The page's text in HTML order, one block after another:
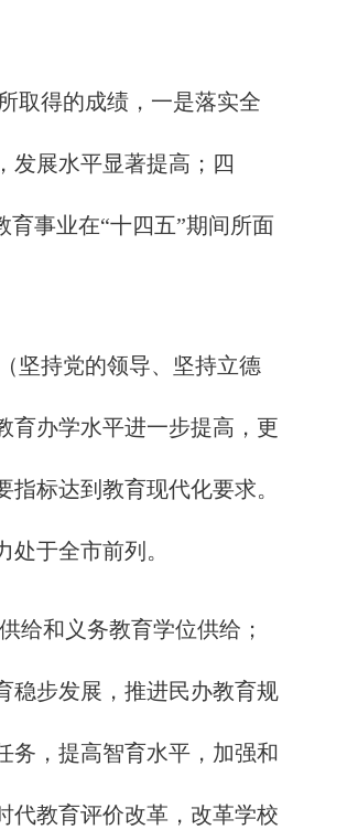
取得的成绩，一是落实全
发展水平显著提高；四
事业在“十四五”期间所面
坚持党的领导、坚持立德
育办学水平进一步提高，更
标达到教育现代化要求。
于全市前列。
给和义务教育学位供给；
稳步发展，推进民办教育规
务，提高智育水平，加强和
代教育评价改革，改革学校